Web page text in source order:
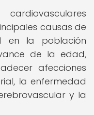
causas de
en la población
de la edad,
afecciones
la enfermedad
y la